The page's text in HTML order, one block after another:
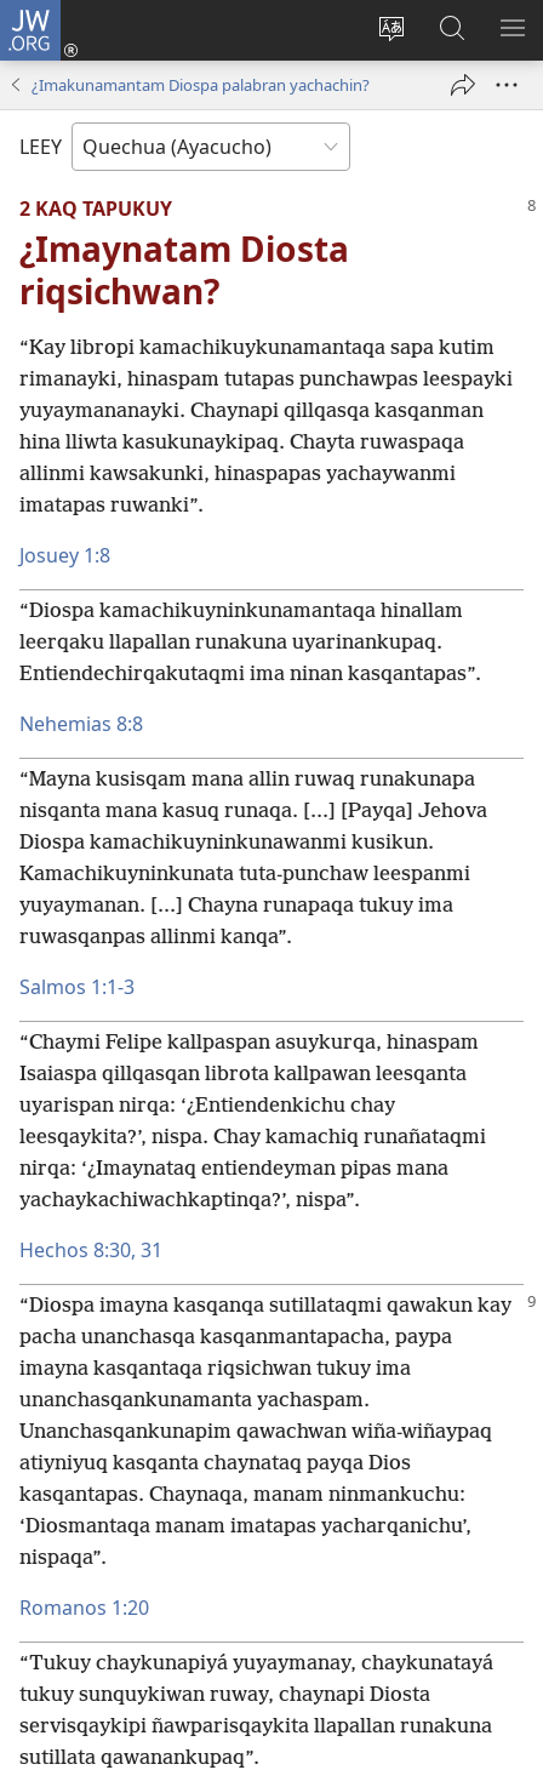
JW.ORG
Rimaynikita
cambianapaq
Qallarinaykipaq
(abre
JW.ORG
nisqapi
¿Imakunamantam Diospa palabran yachachin?
LEEY
2 KAQ TAPUKUY
¿Imaynatam Diosta
riqsichwan?
“Kay libropi kamachikuykunamantaqa sapa kutim
rimanayki, hinaspam tutapas punchawpas leespayki
yuyaymananayki. Chaynapi qillqasqa kasqanman
hina lliwta kasukunaykipaq. Chayta ruwaspaqa
allinmi kawsakunki, hinaspapas yachaywanmi
imatapas ruwanki”.
Josuey 1:8
“Diospa kamachikuyninkunamantaqa hinallam
leerqaku llapallan runakuna uyarinankupaq.
Entiendechirqakutaqmi ima ninan kasqantapas”.
Nehemias 8:8
“Mayna kusisqam mana allin ruwaq runakunapa
nisqanta mana kasuq runaqa. [...] [Payqa] Jehova
Diospa kamachikuyninkunawanmi kusikun.
Kamachikuyninkunata tuta-punchaw leespanmi
yuyaymanan. [...] Chayna runapaqa tukuy ima
ruwasqanpas allinmi kanqa”.
Salmos 1:1-3
“Chaymi Felipe kallpaspan asuykurqa, hinaspam
Isaiaspa qillqasqan librota kallpawan leesqanta
uyarispan nirqa: ‘¿Entiendenkichu chay
leesqaykita?’, nispa. Chay kamachiq runañataqmi
nirqa: ‘¿Imaynataq entiendeyman pipas mana
yachaykachiwachkaptinqa?’, nispa”.
Hechos 8:30, 31
“Diospa imayna kasqanqa sutillataqmi qawakun kay
pacha unanchasqa kasqanmantapacha, paypa
imayna kasqantaqa riqsichwan tukuy ima
unanchasqankunamanta yachaspam.
Unanchasqankunapim qawachwan wiña-wiñaypaq
atiyniyuq kasqanta chaynataq payqa Dios
kasqantapas. Chaynaqa, manam ninmankuchu:
‘Diosmantaqa manam imatapas yacharqanichu’,
nispaqa”.
Romanos 1:20
“Tukuy chaykunapiyá yuyaymanay, chaykunatayá
tukuy sunquykiwan ruway, chaynapi Diosta
servisqaykipi ñawparisqaykita llapallan runakuna
sutillata qawanankupaq”.